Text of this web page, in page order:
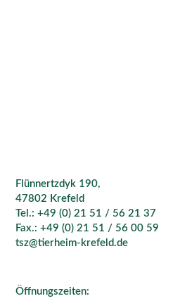
Flünnertzdyk 190,
47802 Krefeld
Tel.: +49 (0) 21 51 / 56 21 37
Fax.: +49 (0) 21 51 / 56 00 59
tsz@tierheim-krefeld.de
Öffnungszeiten: